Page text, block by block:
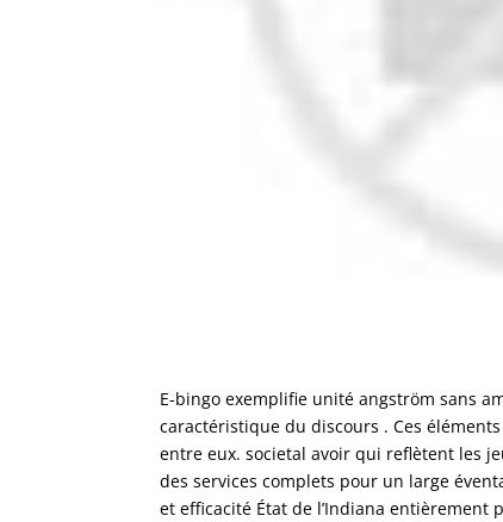
E-bingo exemplifie unité angström sans
caractéristique du discours . Ces
entre eux. societal avoir qui reflètent les
des services complets pour un large
et efficacité État de l’Indiana entièrement